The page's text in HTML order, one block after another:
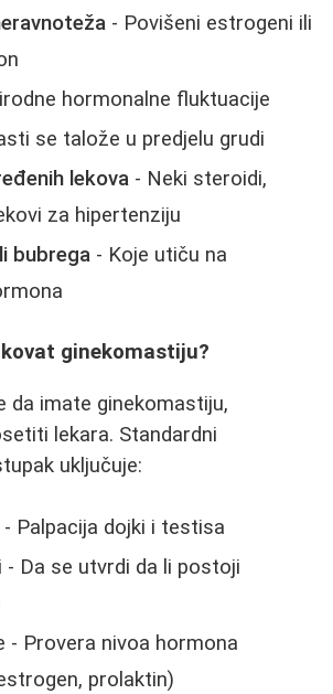
- Povišeni estrogeni ili
hormonalne fluktuacije
se talože u predjelu grudi
lekova - Neki steroidi,
za hipertenziju
bubrega - Koje utiču na
ginekomastiju?
da imate ginekomastiju,
lekara. Standardni
uključuje:
Palpacija dojki i testisa
- Da se utvrdi da li postoji
- Provera nivoa hormona
prolaktin)